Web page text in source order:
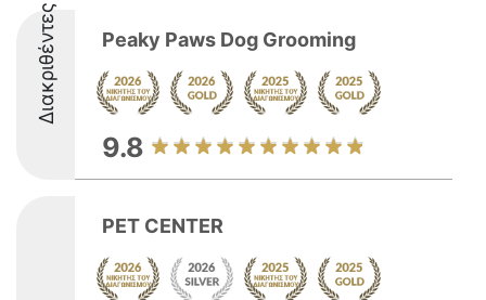
Διακριθέντες Peaky Paws Dog Grooming
9.8
PET CENTER